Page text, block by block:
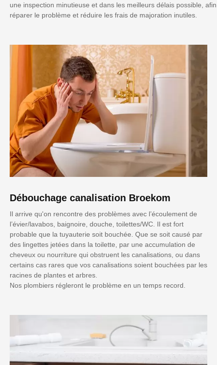
une inspection minutieuse et dans les meilleurs délais possible, afin
réparer le problème et réduire les frais de majoration inutiles.
Débouchage canalisation Broekom
Il arrive qu'on rencontre des problèmes avec l’écoulement de
l’évier/lavabos, baignoire, douche, toilettes/WC. Il est fort
probable que la tuyauterie soit bouchée. Que se soit causé par
des lingettes jetées dans la toilette, par une accumulation de
cheveux ou nourriture qui obstruent les canalisations, ou dans
certains cas rares que vos canalisations soient bouchées par les
racines de plantes et arbres.
Nos plombiers régleront le problème en un temps record.